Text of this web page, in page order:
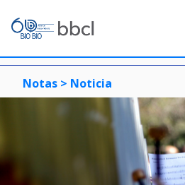
Notas > Noticia